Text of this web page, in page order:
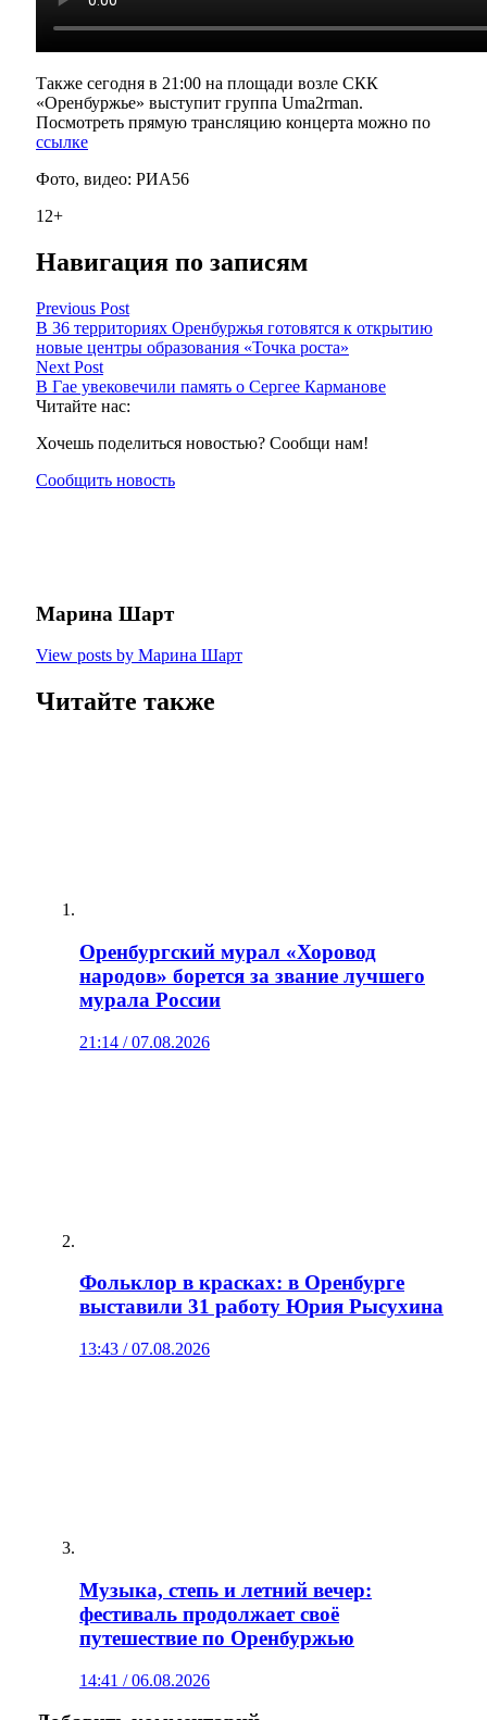
Также сегодня в 21:00 на площади возле СКК
«Оренбуржье» выступит группа Uma2rman.
Посмотреть прямую трансляцию концерта можно по
ссылке
Фото, видео: РИА56
12+
Навигация по записям
Previous Post
В 36 территориях Оренбуржья готовятся к открытию
новые центры образования «Точка роста»
Next Post
В Гае увековечили память о Сергее Карманове
Читайте нас:
Хочешь поделиться новостью? Сообщи нам!
Сообщить новость
Марина Шарт
View posts by Марина Шарт
Читайте также
Оренбургский мурал «Хоровод
народов» борется за звание лучшего
мурала России
21:14 / 07.08.2026
Фольклор в красках: в Оренбурге
выставили 31 работу Юрия Рысухина
13:43 / 07.08.2026
Музыка, степь и летний вечер:
фестиваль продолжает своё
путешествие по Оренбуржью
14:41 / 06.08.2026